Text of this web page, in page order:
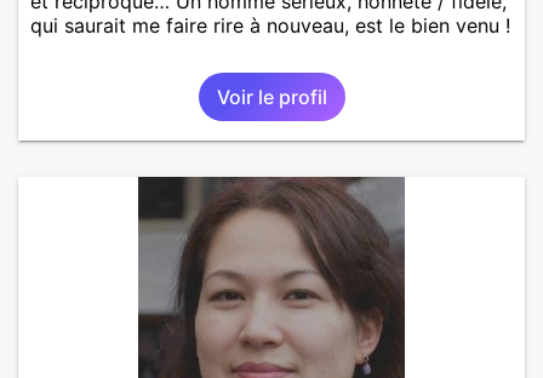
qui saurait me faire rire à nouveau, est le bien venu !
Voir le profil